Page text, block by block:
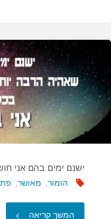
ישנם ימים בהם אני
הומור, מאושר,
המשך קריאה "ישנם